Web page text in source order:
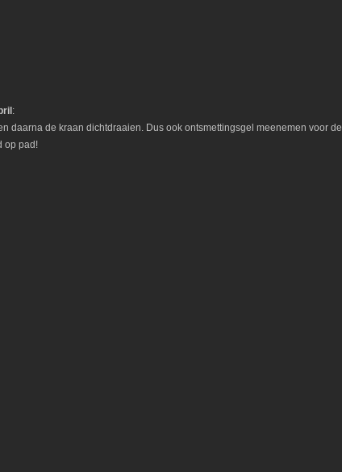
:
daarna de kraan dichtdraaien. Dus ook ontsmettingsgel meenemen voor de
op pad!